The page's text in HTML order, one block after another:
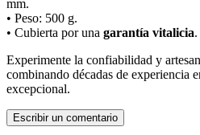
mm.
• Peso: 500 g.
• Cubierta por una garantía vitalicia.
Experimente la confiabilidad y
combinando décadas de experiencia
excepcional.
Escribir un comentario